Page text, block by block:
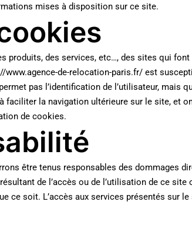
mises à disposition sur ce site.
des services, etc…, des sites qui font
de-relocation-paris.fr/ est
pas l’identification de l’utilisateur, mais
faciliter la navigation ultérieure sur le site, et
de cookies.
être tenus responsables des dommages
de l’accès ou de l’utilisation de ce
ce soit. L’accès aux services présentés sur